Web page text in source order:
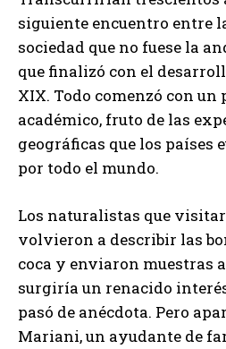
siguiente encuentro entre
sociedad que no fuese la
que finalizó con el
XIX. Todo comenzó con
académico, fruto de las
geográficas que los países
por todo el mundo.
Los naturalistas que
volvieron a describir las
coca y enviaron muestras
surgiría un renacido
pasó de anécdota. Pero
Mariani, un ayudante de